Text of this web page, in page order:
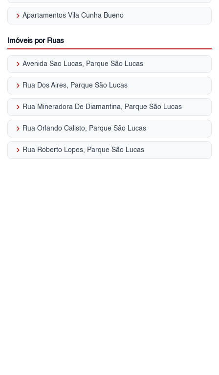
keyboard_arrow_right Apartamentos Vila Cunha Bueno
Imóveis por Ruas
keyboard_arrow_right Avenida Sao Lucas, Parque São Lucas
keyboard_arrow_right Rua Dos Aires, Parque São Lucas
keyboard_arrow_right Rua Mineradora De Diamantina, Parque São Lucas
keyboard_arrow_right Rua Orlando Calisto, Parque São Lucas
keyboard_arrow_right Rua Roberto Lopes, Parque São Lucas